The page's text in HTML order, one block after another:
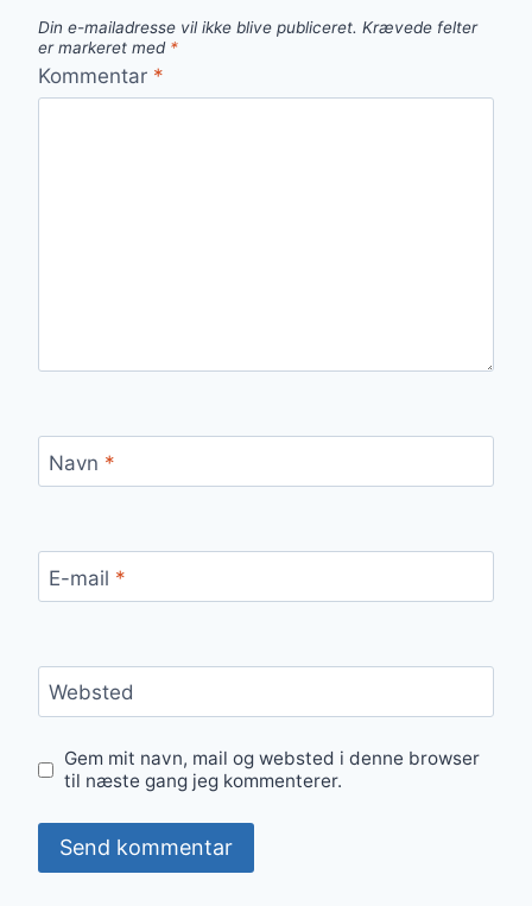
Din e-mailadresse vil ikke blive publiceret. Krævede felter
er markeret med *
Kommentar *
Navn *
E-mail *
Websted
Gem mit navn, mail og websted i denne browser
til næste gang jeg kommenterer.